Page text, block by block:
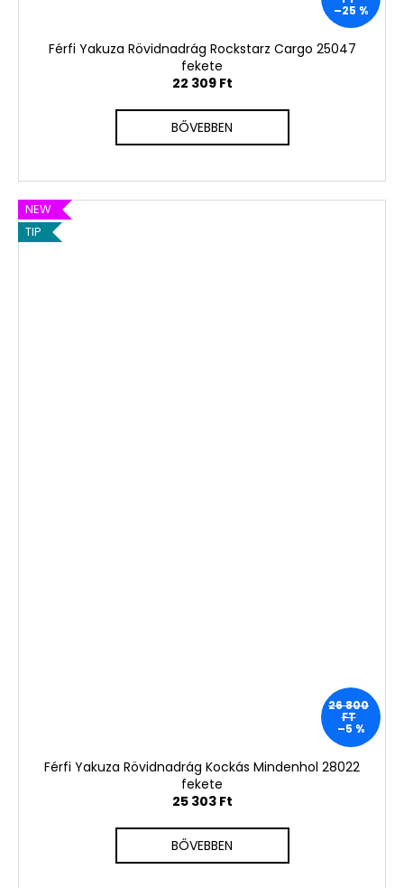
–25 %
Férfi Yakuza Rövidnadrág Rockstarz Cargo 25047
fekete
22 309 Ft
BŐVEBBEN
NEW
TIP
26 800
FT
–5 %
Férfi Yakuza Rövidnadrág Kockás Mindenhol 28022
fekete
25 303 Ft
BŐVEBBEN